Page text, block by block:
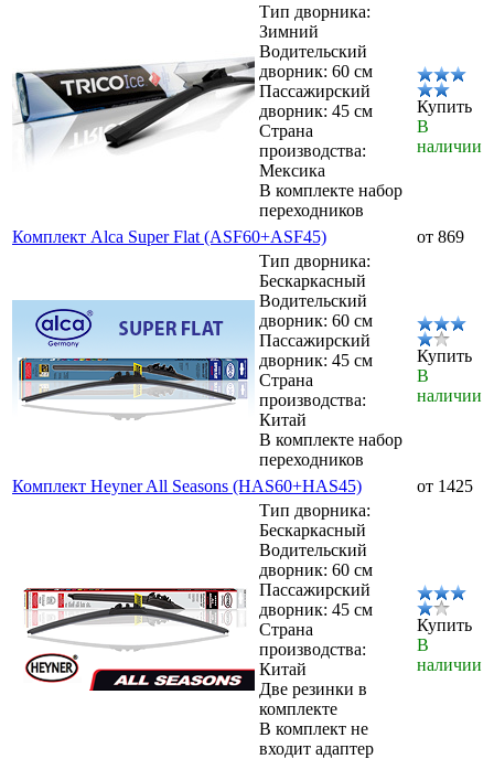
Тип дворника:
Зимний
Водительский
дворник: 60 см
Пассажирский
дворник: 45 см
Страна
производства:
Мексика
В комплекте набор
переходников
Купить
В
наличии
Комплект Alca Super Flat (ASF60+ASF45)
от 869
Тип дворника:
Бескаркасный
Водительский
дворник: 60 см
Пассажирский
дворник: 45 см
Страна
производства:
Китай
В комплекте набор
переходников
Купить
В
наличии
Комплект Heyner All Seasons (HAS60+HAS45)
от 1425
Тип дворника:
Бескаркасный
Водительский
дворник: 60 см
Пассажирский
дворник: 45 см
Страна
производства:
Китай
Две резинки в
комплекте
В комплект не
входит адаптер
Купить
В
наличии